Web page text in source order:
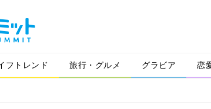
フトレンド 旅行・グルメ グラビア 恋